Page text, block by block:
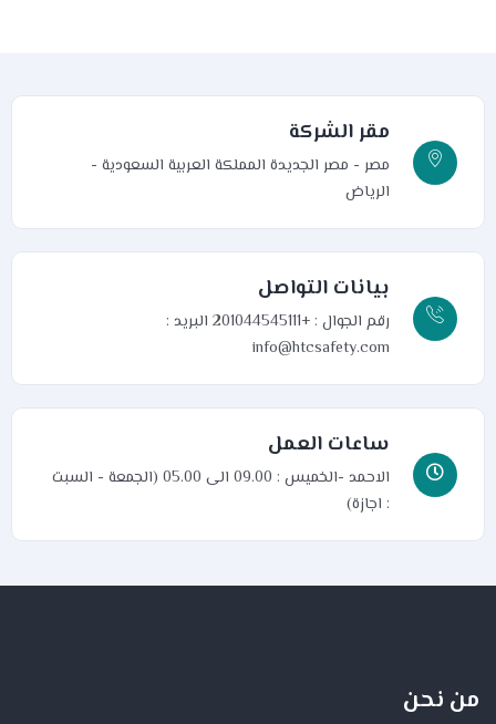
مقر الشركة
مصر - مصر الجديدة المملكة العربية السعودية -
الرياض
بيانات التواصل
رقم الجوال : +201044545111
البريد :
info@htcsafety.com
ساعات العمل
الاحمد -الخميس : 09.00 الى 05.00 (الجمعة - السبت
: اجازة)
من نحن